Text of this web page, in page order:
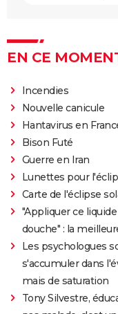
EN CE
Incendies
Nouvelle canicule
Hantavirus en
Bison Futé
Guerre en Iran
Lunettes pour
Carte de l'éclipse
"Appliquer ce
douche" : la
Les psychologues
s'accumuler dans
mais de saturation
Tony Silvestre,